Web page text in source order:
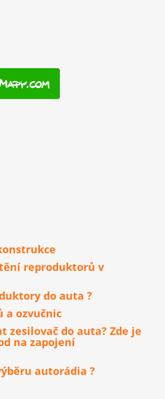
reproduktorů v
do auta ?
a ozvučnic
zesilovač do auta? Zde je
na zapojení
autorádia ?